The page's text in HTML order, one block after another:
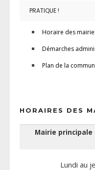
PRATIQUE !
Horaire des
Démarches
Plan de la
HORAIRES DES
Mairie principale
Lundi au